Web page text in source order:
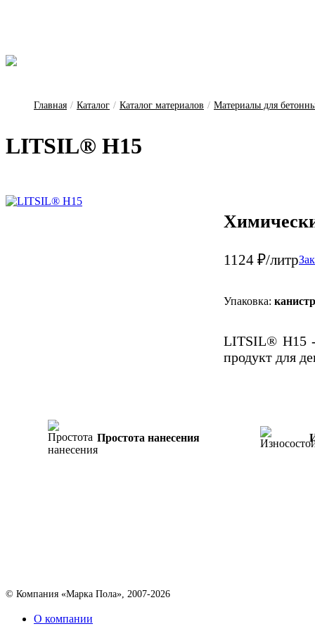
Главная / Каталог / Каталог материалов / Материалы для
LITSIL® H15
1124 ₽/литр
Упаковка:
LITSIL® H15 -
продукт для
Простота нанесения
© Компания «Марка Пола», 2007-2026
О компании